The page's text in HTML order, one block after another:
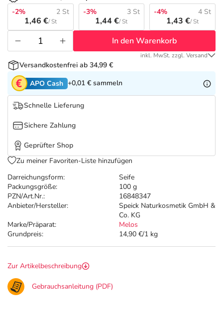
Tierapotheke
Vitamine & Mineralstoffe
Marken
Salus Deals
Darreichungsform:
Seife
Packungsgröße:
100 g
PZN/Art.Nr.:
16848347
Anbieter/Hersteller:
Speick Naturkosmetik GmbH &
Co. KG
Marke/Präparat:
Melos
Grundpreis:
14,90 €/1 kg
-2%
2 St
1,46 €/ St
-3% 3 St
1,44 €/ St
-4% 4 St
1,43 €/ St
In den Warenkorb
inkl. MwSt. zzgl. Versand
Versandkostenfrei ab 34,99 €
APO Cash +0,01 € sammeln
Schnelle Lieferung
Sichere Zahlung
Geprüfter Shop
Zu meiner Favoriten-Liste hinzufügen
Zur Artikelbeschreibung
Gebrauchsanleitung (PDF)